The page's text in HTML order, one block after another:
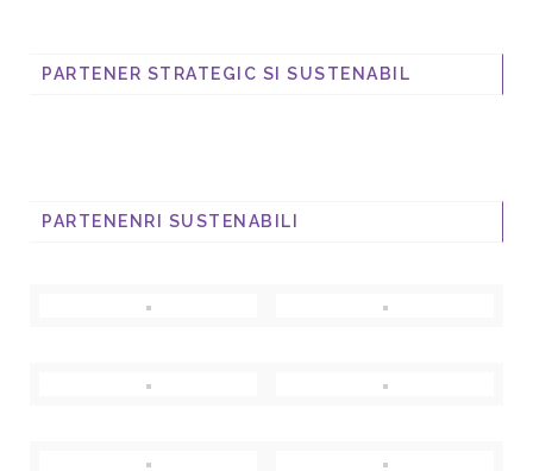
PARTENER STRATEGIC SI SUSTENABIL
PARTENENRI SUSTENABILI